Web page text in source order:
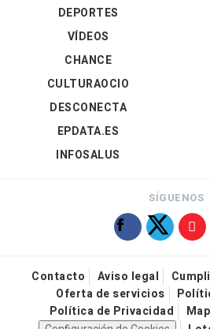
DEPORTES
VÍDEOS
CHANCE
CULTURAOCIO
DESCONECTA
EPDATA.ES
INFOSALUS
SÍGUENOS
Contacto Aviso legal
Oferta de servicios
Política de Privacidad